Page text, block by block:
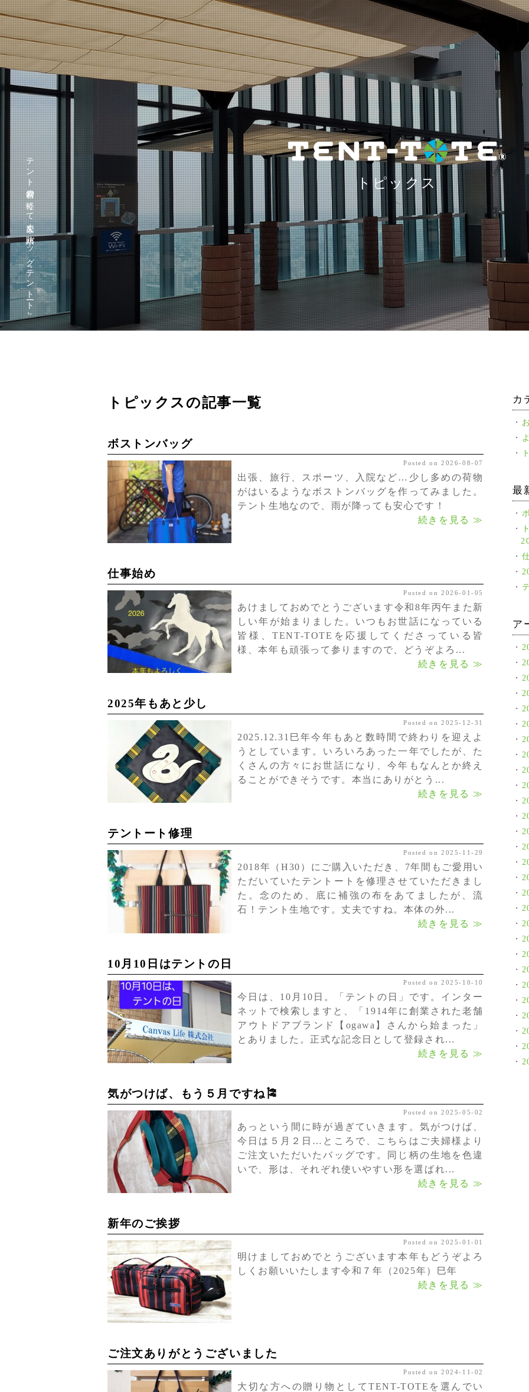
トピックス
テント素材の軽くて丈夫な防水バッグ『テントート』
トピックスの記事一覧
ボストンバッグ
Posted on 2026-08-07
出張、旅行、スポーツ、入院など…少し多めの荷物
がはいるようなボストンバッグを作ってみました。
テント生地なので、雨が降っても安心です！
続きを見る ≫
仕事始め
Posted on 2026-01-05
あけましておめでとうございます令和8年丙午また新
しい年が始まりました。いつもお世話になっている
皆様、TENT-TOTEを応援してくださっている皆
様、本年も頑張って参りますので、どうぞよろ...
続きを見る ≫
2025年もあと少し
Posted on 2025-12-31
2025.12.31巳年今年もあと数時間で終わりを迎えよ
うとしています。いろいろあった一年でしたが、た
くさんの方々にお世話になり、今年もなんとか終え
ることができそうです。本当にありがとう...
続きを見る ≫
テントート修理
Posted on 2025-11-29
2018年（H30）にご購入いただき、7年間もご愛用い
ただいていたテントートを修理させていただきまし
た。念のため、底に補強の布をあてましたが、流
石！テント生地です。丈夫ですね。本体の外...
続きを見る ≫
10月10日はテントの日
Posted on 2025-10-10
今日は、10月10日。「テントの日」です。インター
ネットで検索しますと、「1914年に創業された老舗
アウトドアブランド【ogawa】さんから始まった」
とありました。正式な記念日として登録され...
続きを見る ≫
気がつけば、もう５月ですね🎏
Posted on 2025-05-02
あっという間に時が過ぎていきます。気がつけば、
今日は５月２日…ところで、こちらはご夫婦様より
ご注文いただいたバッグです。同じ柄の生地を色違
いで、形は、それぞれ使いやすい形を選ばれ...
続きを見る ≫
新年のご挨拶
Posted on 2025-01-01
明けましておめでとうございます本年もどうぞよろ
しくお願いいたします令和７年（2025年）巳年
続きを見る ≫
ご注文ありがとうございました
Posted on 2024-11-02
大切な方への贈り物としてTENT-TOTEを選んでい
カ
最
ア